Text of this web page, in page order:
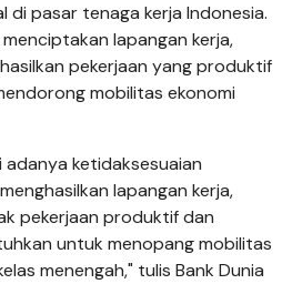
pasar tenaga kerja Indonesia.
lapangan kerja,
pekerjaan yang produktif
mobilitas ekonomi
adanya ketidaksesuaian
lapangan kerja,
pekerjaan produktif dan
untuk menopang mobilitas
menengah," tulis Bank Dunia